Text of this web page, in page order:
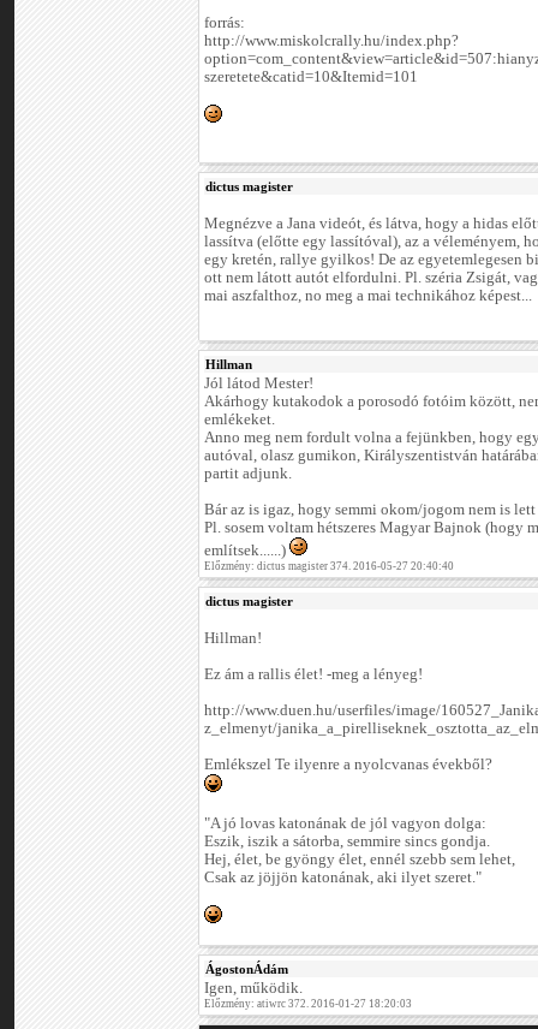
forrás:
http://www.miskolcrally.hu/index.php?
szeretete&catid=10&Itemid=101
dictus magister
Megnézve a Jana videót, és látva, hogy a hidas
lassítva (előtte egy lassítóval), az a véleményem,
egy kretén, rallye gyilkos! De az egyetemlegesen
ott nem látott autót elfordulni. Pl. széria Zsigát,
mai aszfalthoz, no meg a mai technikához képest...
Hillman
Jól látod Mester!
Akárhogy kutakodok a porosodó fotóim között,
emlékeket.
Anno meg nem fordult volna a fejünkben, hogy
autóval, olasz gumikon, Királyszentistván
partit adjunk.
Bár az is igaz, hogy semmi okom/jogom nem is
Pl. sosem voltam hétszeres Magyar Bajnok (hogy
említsek......)
Előzmény: dictus magister 374. 2016-05-27 20:40:40
dictus magister
Hillman!
Ez ám a rallis élet! -meg a lényeg!
http://www.duen.hu/userfiles/image/
z_elmenyt/
Emlékszel Te ilyenre a nyolcvanas évekből?
"A jó lovas katonának de jól vagyon dolga:
Eszik, iszik a sátorba, semmire sincs gondja.
Hej, élet, be gyöngy élet, ennél szebb sem lehet,
Csak az jöjjön katonának, aki ilyet szeret."
ÁgostonÁdám
Igen, működik.
Előzmény: atiwrc 372. 2016-01-27 18:20:03